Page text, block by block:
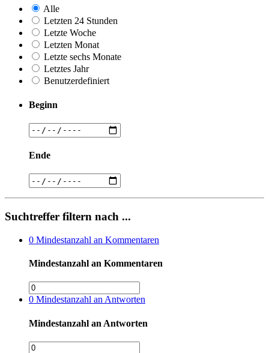
Alle
Letzten 24 Stunden
Letzte Woche
Letzten Monat
Letzte sechs Monate
Letztes Jahr
Benutzerdefiniert
Beginn
Ende
Suchtreffer filtern nach ...
0 Mindestanzahl an Kommentaren
Mindestanzahl an Kommentaren
0 Mindestanzahl an Antworten
Mindestanzahl an Antworten